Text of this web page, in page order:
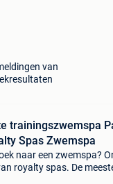
van
trainingszwemspa
Spas Zwemspa
naar een zwemspa?
royalty spas. De